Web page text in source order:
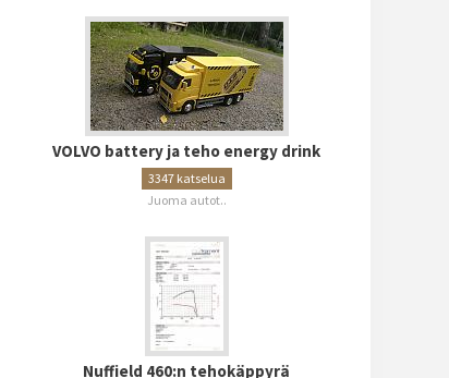
VOLVO battery ja teho energy drink
3347 katselua
Juoma autot..
Nuffield 460:n tehokäppyrä